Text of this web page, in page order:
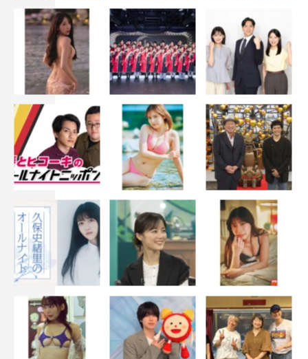
さそうです（笑）。
さしあたって、大みそかは離れ離れで過ごすことになり
ますけど、年末はいつも仕事なので慣れてますし、優さん
がどんな中継をするのか楽しみ！年末の無人島は寒いだろ
うから、心配ではありますけど…。「私は温かいこたつに
入りながらテレビを見るけど、頑張ってね」と（笑）、応
援しています。
＜有野晋哉（よゐこ） コメント＞
とにかく無人島やから、0円で結婚式をするしかない！
聖書台もそのへんに落ちてるもので作りました。バージン
ロードも本当は板をサーッと引きたかったんですけど、既
にたき火とかに使ってたし、キレイな板がなかったんです
よね（笑）。それで、貝殻やペットボトル、ビーチサンダ
ルなんかを拾ってきて並べて、バージンロード風にしたん
です。衣装に関しては…時間配分を間違えました（苦
笑）。神父の祭服は作ったことがなかったし、時間がかか
ると思ったんで、新郎のタキシードより先に取り掛かった
んですよ。そしたら、タキシードを作る時間が全然なくな